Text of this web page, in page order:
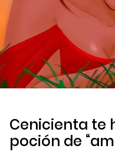
Cenicienta te
poción de